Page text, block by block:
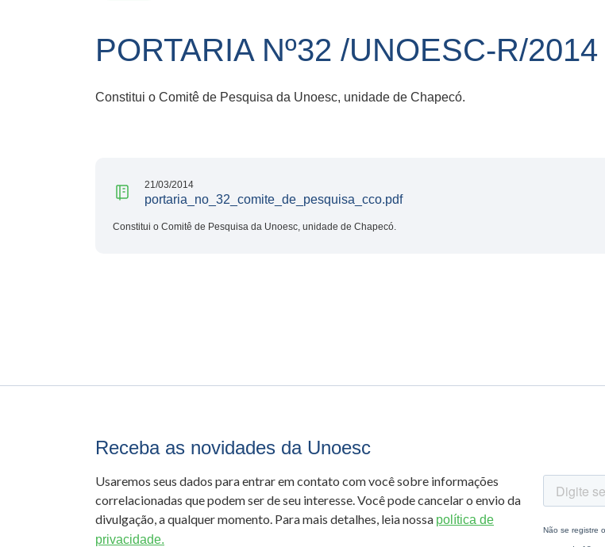
PORTARIA Nº32 /UNOESC-R/2014
Constitui o Comitê de Pesquisa da Unoesc, unidade de Chapecó.
21/03/2014
portaria_no_32_comite_de_pesquisa_cco.pdf
Constitui o Comitê de Pesquisa da Unoesc, unidade de Chapecó.
Receba as novidades da Unoesc
Usaremos seus dados para entrar em contato com você sobre informações
correlacionadas que podem ser de seu interesse. Você pode cancelar o envio da
divulgação, a qualquer momento. Para mais detalhes, leia nossa política de
privacidade.